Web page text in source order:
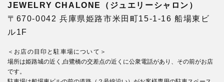
JEWELRY CHALONE（ジュエリーシャロン）
〒670-0042 兵庫県姫路市米田町15-1-16 船場東ビ
ル1F
＜お店の目印と駐車場について＞
場所は姫路城の近く,白鷺橋の交差点の近くに公衆電話があり、その前がお店
です。